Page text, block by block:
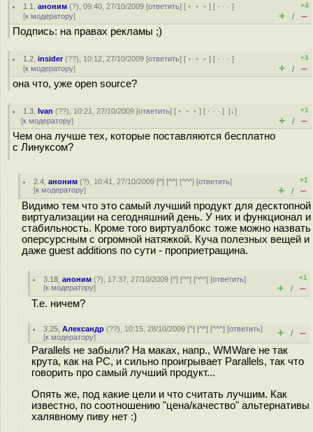
1.1 ,аноним (?), 09:40, 27/10/2009 [ответить] [ ﹢﹢﹢] [ · · ·]
[к модератору]
+4
+ / –
Подпись: на правах рекламы ;)
1.2 ,insider(??), 10:12, 27/10/2009 [ответить] [ ﹢﹢﹢] [ · · ·]
[к модератору]
+3
+ / –
она что, уже open source?
1.3 ,Ivan (??), 10:21, 27/10/2009 [ответить] [ ﹢﹢﹢] [ · · ·][↓]
[к модератору]
+1
+ / –
Чем она лучше тех, которые поставляются бесплатно
с Линуксом?
2.4 ,аноним (?), 10:41, 27/10/2009 [^] [^^] [^^^] [ответить]
[к модератору]
+1
+ / –
Видимо тем что это самый лучший продукт для десктопной
виртуализации на сегодняшний день. У них и функционал и
стабильность. Кроме того виртуалбокс тоже можно назвать
оперсурсным с огромной натяжкой. Куча полезных вещей и
даже guest additions по сути - проприетращина.
3.18 ,аноним (?), 17:37, 27/10/2009 [^] [^^] [^^^] [ответить]
[к модератору]
+1
+ / –
Т.е. ничем?
3.25 ,Александр (??), 10:15, 28/10/2009 [^] [^^] [^^^] [ответить]
[к модератору] + / –
Parallels не забыли? На маках, напр., WMWare не так
крута, как на PC, и сильно проигрывает Parallels, так что
говорить про самый лучший продукт...
Опять же, под какие цели и что считать лучшим. Как
известно, по соотношению "цена/качество" альтернативы
халявному пиву нет :)